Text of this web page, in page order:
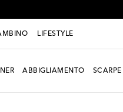
LIFESTYLE
ABBIGLIAMENTO SCARPE